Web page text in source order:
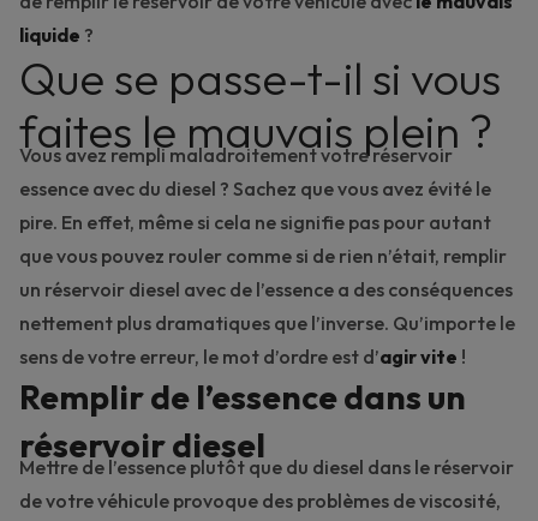
liquide ?
Que se passe-t-il si vous
faites le mauvais plein ?
Vous avez rempli maladroitement votre réservoir
essence avec du diesel ? Sachez que vous avez évité le
pire. En effet, même si cela ne signifie pas pour autant
que vous pouvez rouler comme si de rien n’était, remplir
un réservoir diesel avec de l’essence a des conséquences
nettement plus dramatiques que l’inverse. Qu’importe le
sens de votre erreur, le mot d’ordre est d’agir vite !
Remplir de l’essence dans un
réservoir diesel
Mettre de l’essence plutôt que du diesel dans le réservoir
de votre véhicule provoque des problèmes de viscosité,